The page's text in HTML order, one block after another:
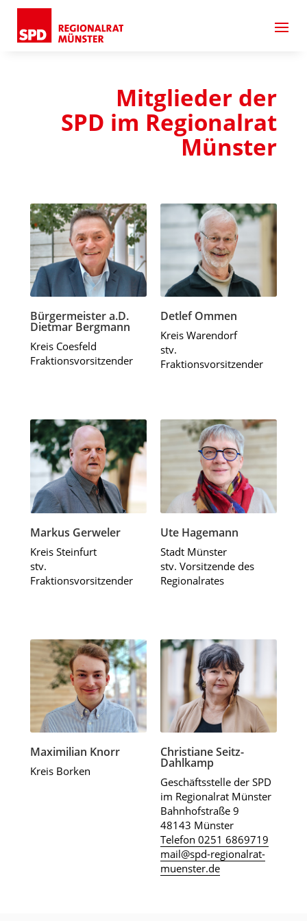
Mitglieder der
SPD im Regionalrat
Münster
Bürgermeister a.D.
Dietmar Bergmann
Kreis Coesfeld
Fraktionsvorsitzender
Detlef Ommen
Kreis Warendorf
stv.
Fraktionsvorsitzender
Markus Gerweler
Kreis Steinfurt
stv.
Fraktionsvorsitzender
Ute Hagemann
Stadt Münster
stv. Vorsitzende des
Regionalrates
Maximilian Knorr
Kreis Borken
Christiane Seitz-
Dahlkamp
Geschäftsstelle der SPD
im Regionalrat Münster
Bahnhofstraße 9
48143 Münster
Telefon 0251 6869719
mail@spd-regionalrat-
muenster.de